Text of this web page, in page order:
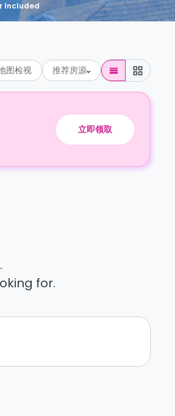
Included
图检视 推荐房源
立即领取
for.